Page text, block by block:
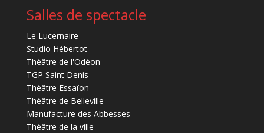
Salles de spectacle
Le Lucernaire
Studio Hébertot
Théâtre de l'Odéon
TGP Saint Denis
Théâtre Essaïon
Théâtre de Belleville
Manufacture des Abbesses
Théâtre de la ville